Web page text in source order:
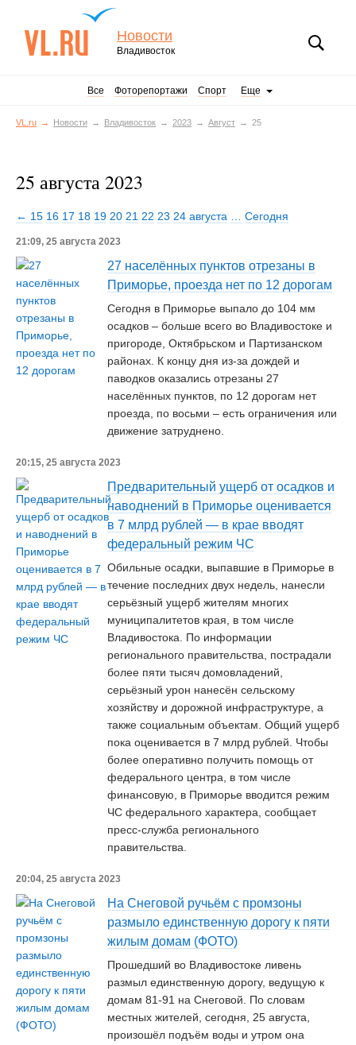
Новости
Владивосток
Все Фоторепортажи Спорт Еще
VL.ru Новости Владивосток 2023 Август 25
25 августа 2023
← 15 16 17 18 19 20 21 22 23 24 августа Сегодня
21:09, 25 августа 2023
27 населённых пунктов отрезаны в
Приморье, проезда нет по 12 дорогам
Сегодня в Приморье выпало до 104 мм
осадков – больше всего во Владивостоке и
пригороде, Октябрьском и Партизанском
районах. К концу дня из-за дождей и
паводков оказались отрезаны 27
населённых пунктов, по 12 дорогам нет
проезда, по восьми – есть ограничения или
движение затруднено.
20:15, 25 августа 2023
Предварительный ущерб от осадков и
наводнений в Приморье оценивается
в 7 млрд рублей — в крае вводят
федеральный режим ЧС
Обильные осадки, выпавшие в Приморье в
течение последних двух недель, нанесли
серьёзный ущерб жителям многих
муниципалитетов края, в том числе
Владивостока. По информации
регионального правительства, пострадали
более пяти тысяч домовладений,
серьёзный урон нанесён сельскому
хозяйству и дорожной инфраструктуре, а
также социальным объектам. Общий ущерб
пока оценивается в 7 млрд рублей. Чтобы
более оперативно получить помощь от
федерального центра, в том числе
финансовую, в Приморье вводится режим
ЧС федерального характера, сообщает
пресс-служба регионального
правительства.
20:04, 25 августа 2023
На Снеговой ручьём с промзоны
размыло единственную дорогу к пяти
жилым домам (ФОТО)
Прошедший во Владивостоке ливень
размыл единственную дорогу, ведущую к
домам 81-91 на Снеговой. По словам
местных жителей, сегодня, 25 августа,
произошёл подъём воды и утром она